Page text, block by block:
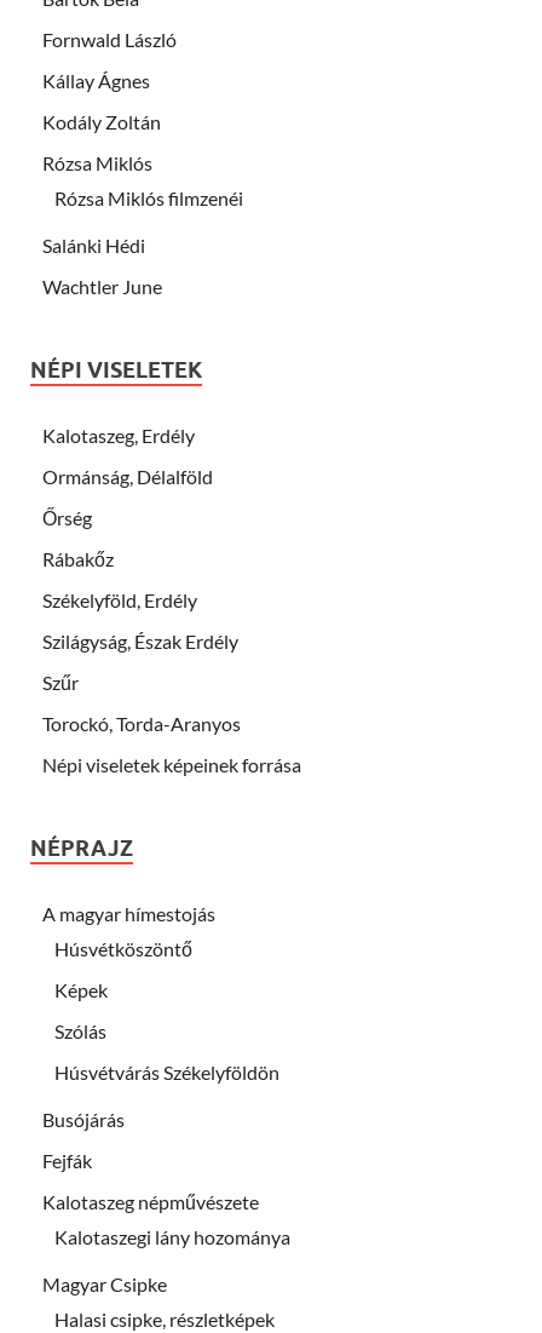
Fornwald László
Kállay Ágnes
Kodály Zoltán
Rózsa Miklós
Rózsa Miklós filmzenéi
Salánki Hédi
Wachtler June
NÉPI VISELETEK
Kalotaszeg, Erdély
Ormánság, Délalföld
Őrség
Rábakőz
Székelyföld, Erdély
Szilágyság, Észak Erdély
Szűr
Torockó, Torda-Aranyos
Népi viseletek képeinek forrása
NÉPRAJZ
A magyar hímestojás
Húsvétköszöntő
Képek
Szólás
Húsvétvárás Székelyföldön
Busójárás
Fejfák
Kalotaszeg népművészete
Kalotaszegi lány hozománya
Magyar Csipke
Halasi csipke, részletképek